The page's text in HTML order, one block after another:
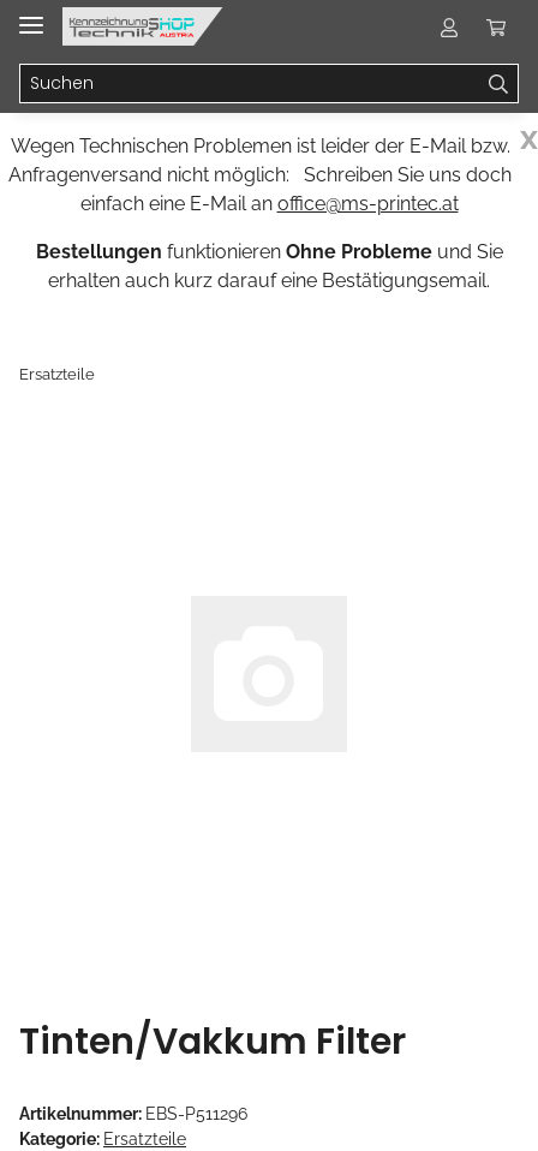
x
Wegen Technischen Problemen ist leider der E-Mail bzw.
Anfragenversand nicht möglich: Schreiben Sie uns doch
einfach eine E-Mail an office@ms-printec.at
Bestellungen funktionieren Ohne Problemeund Sie
erhalten auch kurz darauf eine Bestätigungsemail.
Ersatzteile
Tinten/Vakkum Filter
Artikelnummer: EBS-P511296
Kategorie: Ersatzteile